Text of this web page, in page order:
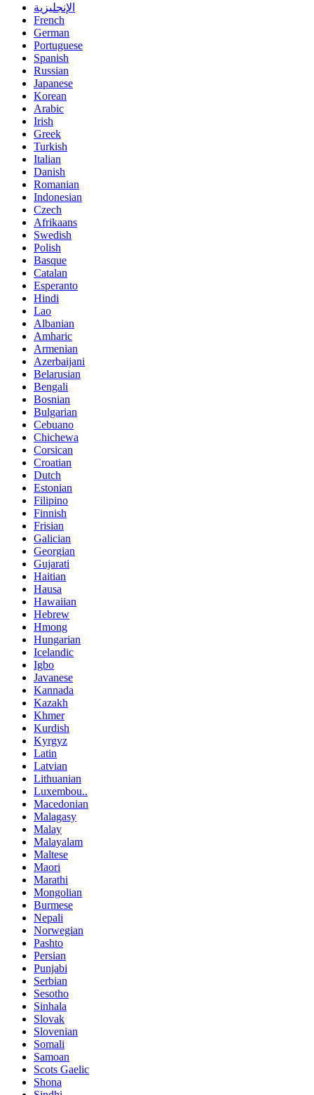
الإنجليزية
French
German
Portuguese
Spanish
Russian
Japanese
Korean
Arabic
Irish
Greek
Turkish
Italian
Danish
Romanian
Indonesian
Czech
Afrikaans
Swedish
Polish
Basque
Catalan
Esperanto
Hindi
Lao
Albanian
Amharic
Armenian
Azerbaijani
Belarusian
Bengali
Bosnian
Bulgarian
Cebuano
Chichewa
Corsican
Croatian
Dutch
Estonian
Filipino
Finnish
Frisian
Galician
Georgian
Gujarati
Haitian
Hausa
Hawaiian
Hebrew
Hmong
Hungarian
Icelandic
Igbo
Javanese
Kannada
Kazakh
Khmer
Kurdish
Kyrgyz
Latin
Latvian
Lithuanian
Luxembou..
Macedonian
Malagasy
Malay
Malayalam
Maltese
Maori
Marathi
Mongolian
Burmese
Nepali
Norwegian
Pashto
Persian
Punjabi
Serbian
Sesotho
Sinhala
Slovak
Slovenian
Somali
Samoan
Scots Gaelic
Shona